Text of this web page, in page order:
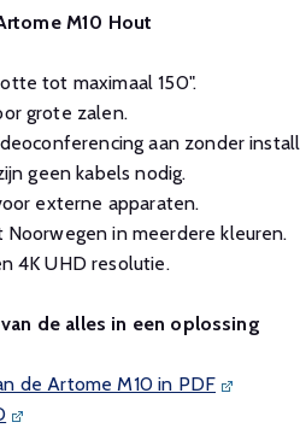
M10 Hout
tot maximaal 150".
grote zalen.
aan zonder
geen kabels nodig.
externe apparaten.
Noorwegen in meerdere kleuren.
4K UHD resolutie.
de alles in een oplossing
de Artome M10 in PDF